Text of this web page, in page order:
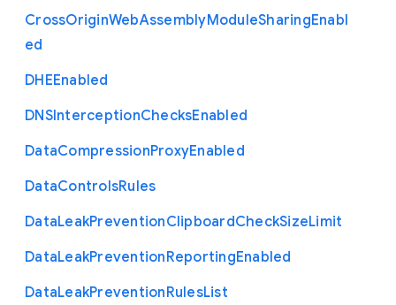
CrossOriginWebAssemblyModuleSharingEnabl
ed
DHEEnabled
DNSInterceptionChecksEnabled
DataCompressionProxyEnabled
DataControlsRules
DataLeakPreventionClipboardCheckSizeLimit
DataLeakPreventionReportingEnabled
DataLeakPreventionRulesList